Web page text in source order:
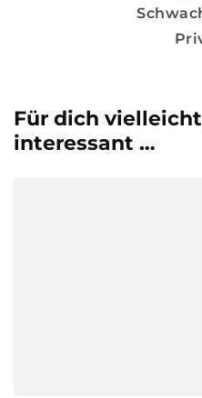
Für dich
interessant …